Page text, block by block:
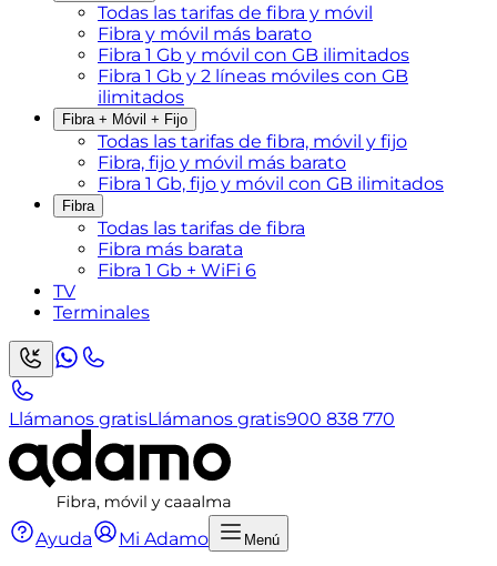
Todas las tarifas de fibra y móvil
Fibra y móvil más barato
Fibra 1 Gb y móvil con GB ilimitados
Fibra 1 Gb y 2 líneas móviles con GB
ilimitados
Fibra + Móvil + Fijo
Todas las tarifas de fibra, móvil y fijo
Fibra, fijo y móvil más barato
Fibra 1 Gb, fijo y móvil con GB ilimitados
Fibra
Todas las tarifas de fibra
Fibra más barata
Fibra 1 Gb + WiFi 6
TV
Terminales
Llámanos gratisLlámanos gratis900 838 770
Ayuda Mi Adamo Menú